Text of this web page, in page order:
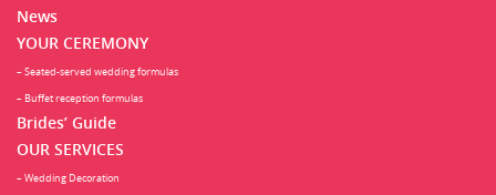
News
YOUR CEREMONY
– Seated-served wedding formulas
– Buffet reception formulas
Brides’ Guide
OUR SERVICES
– Wedding Decoration